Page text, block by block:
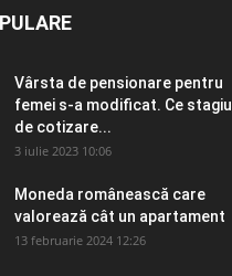
Vârsta de pensionare pentru
femei s-a modificat. Ce stagiu
de cotizare...
3 iulie 2023 10:06
Moneda românească care
valorează cât un apartament
13 februarie 2024 12:26